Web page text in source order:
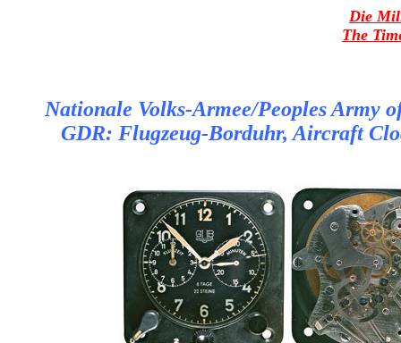
Die
The
Nationale Volks-Armee/Peoples Army
GDR: Flugzeug-Borduhr, Aircraft